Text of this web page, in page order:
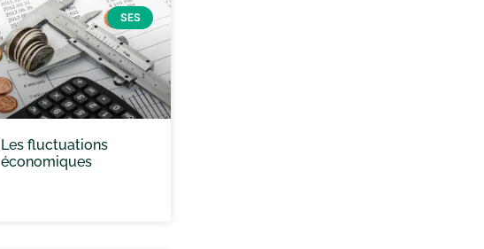
SES
Les fluctuations
économiques